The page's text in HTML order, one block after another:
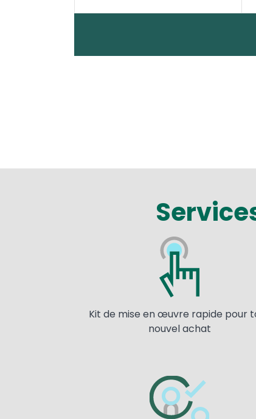
Kit de mise en œuvre rapide pour
nouvel achat